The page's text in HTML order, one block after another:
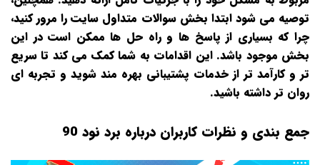
توصیه می‌ شود ابتدا بخش سوالات متداول سایت را مرور کنید،
چرا که بسیاری از پاسخ‌ ها و راه‌ حل‌ ها ممکن است در این
بخش موجود باشد. این اقدامات به شما کمک می‌ کند تا سریع‌
تر و کارآمد تر از خدمات پشتیبانی بهره‌ مند شوید و تجربه‌ ای
روان‌ تر داشته باشید.
جمع بندی و نظرات کاربران درباره برد نود 90